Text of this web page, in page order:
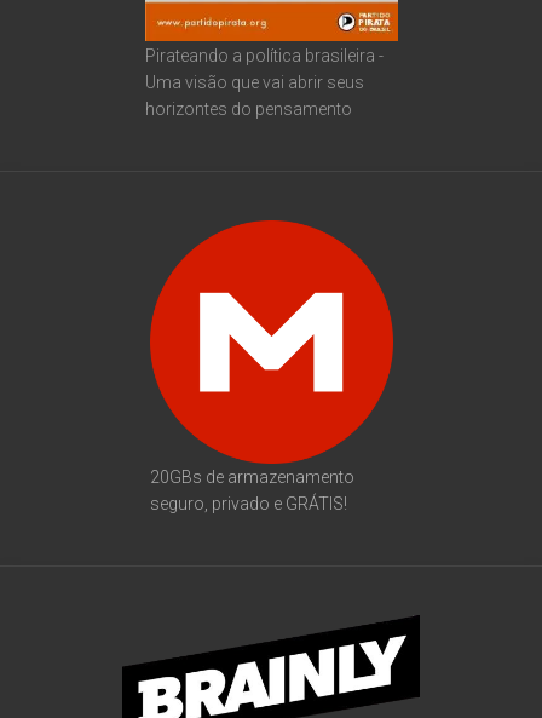
Pirateando a política brasileira -
Uma visão que vai abrir seus
horizontes do pensamento
20GBs de armazenamento
seguro, privado e GRÁTIS!